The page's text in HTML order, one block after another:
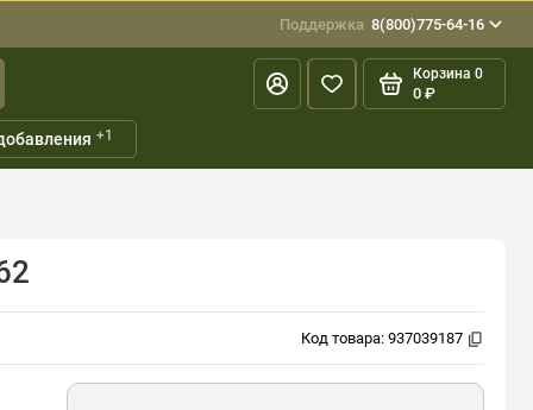
Поддержка 8(800)775-64-16
Корзина 0
0 ₽
+1
Код товара: 937039187